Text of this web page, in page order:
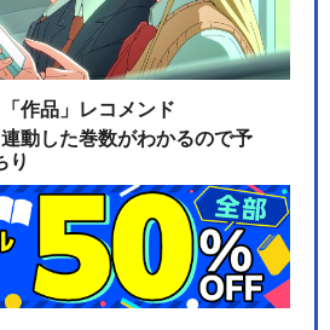
作品」レコメンド
動した巻数がわかるので予
り